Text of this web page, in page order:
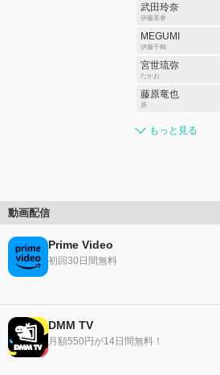
武田玲奈
伊藤美香
MEGUMI
伊藤千鶴
宮世琉弥
たかお
藤原竜也
原
もっと見る
動画配信
Prime Video
初回30日間無料
DMM TV
月額550円が14日間無料！